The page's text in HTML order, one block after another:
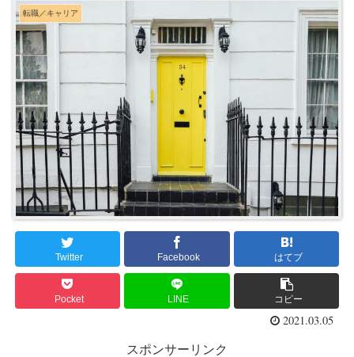
転職／キャリア
Twitter Facebook はてブ
Pocket LINE コピー
2021.03.05
スポンサーリンク